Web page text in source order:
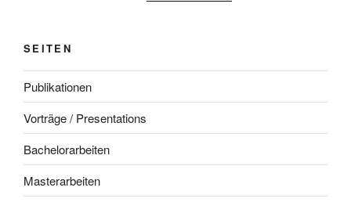
SEITEN
Publikationen
Vorträge / Presentations
Bachelorarbeiten
Masterarbeiten